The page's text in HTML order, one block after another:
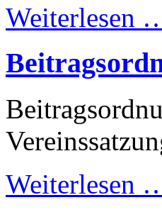
Weiterlesen
Weiterlesen